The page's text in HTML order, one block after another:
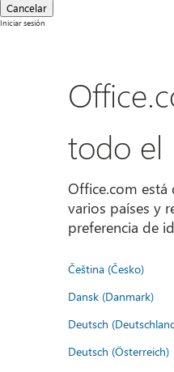
Cancelar
Iniciar sesión
todo el
Office.com está
varios países y
preferencia de
Čeština (Česko)
Dansk (Danmark)
Deutsch
Deutsch (Österreich)